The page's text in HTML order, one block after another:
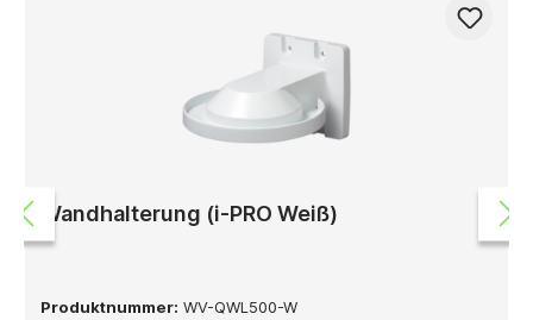
Wandhalterung (i-PRO Weiß)
Produktnummer: WV-QWL500-W